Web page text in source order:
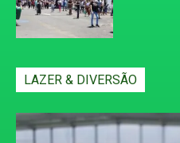
LAZER & DIVERSÃO